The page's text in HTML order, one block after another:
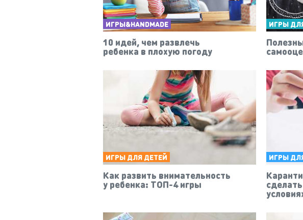
ИГРЫ&HANDMADE
10 идей, чем развлечь
ребенка в плохую погоду
ИГРЫ
ИГРЫ ДЛЯ ДЕТЕЙ
Как развить внимательность
у ребенка: ТОП-4 игры
ИГРЫ